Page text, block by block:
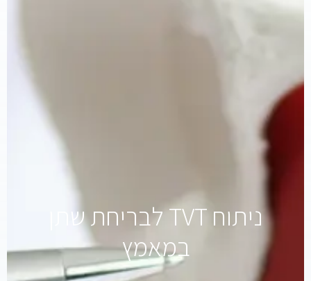
ניתוח TVT לבריחת שתן
במאמץ